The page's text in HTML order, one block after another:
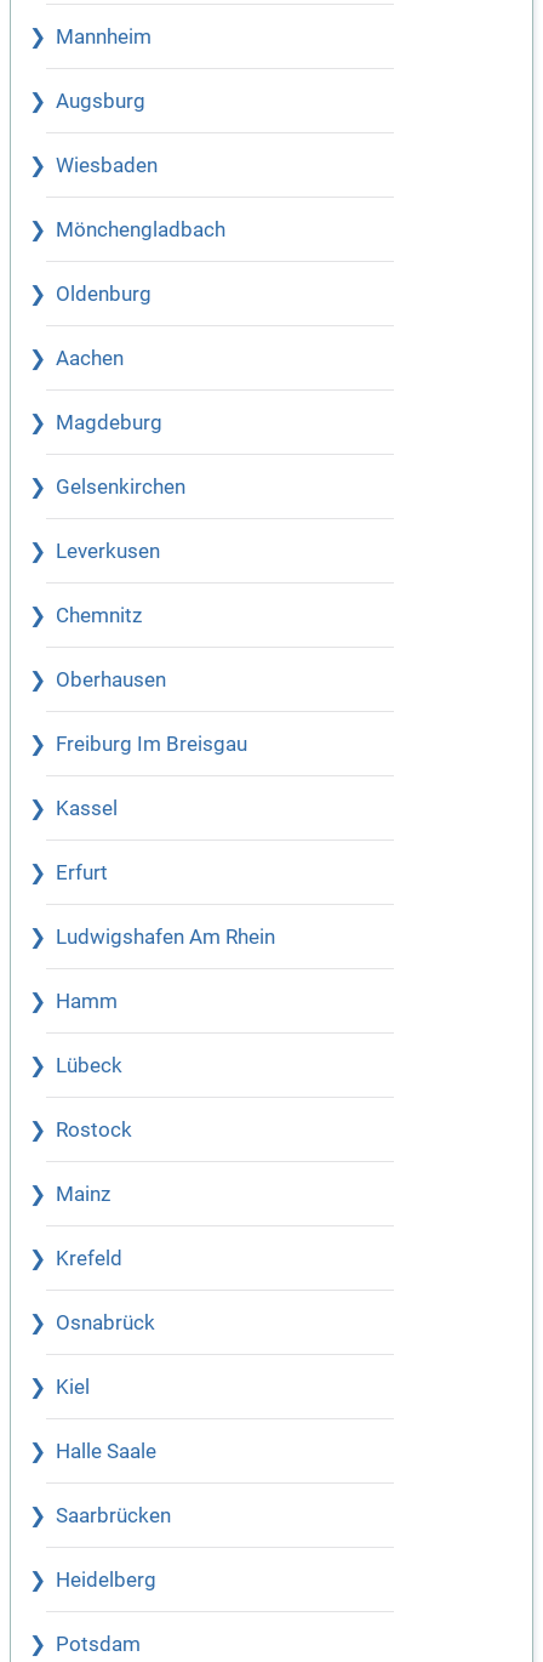
Mannheim
Augsburg
Wiesbaden
Mönchengladbach
Oldenburg
Aachen
Magdeburg
Gelsenkirchen
Leverkusen
Chemnitz
Oberhausen
Freiburg Im Breisgau
Kassel
Erfurt
Ludwigshafen Am Rhein
Hamm
Lübeck
Rostock
Mainz
Krefeld
Osnabrück
Kiel
Halle Saale
Saarbrücken
Heidelberg
Potsdam